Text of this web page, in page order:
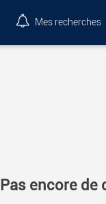
Mes recherches
Pas encore de